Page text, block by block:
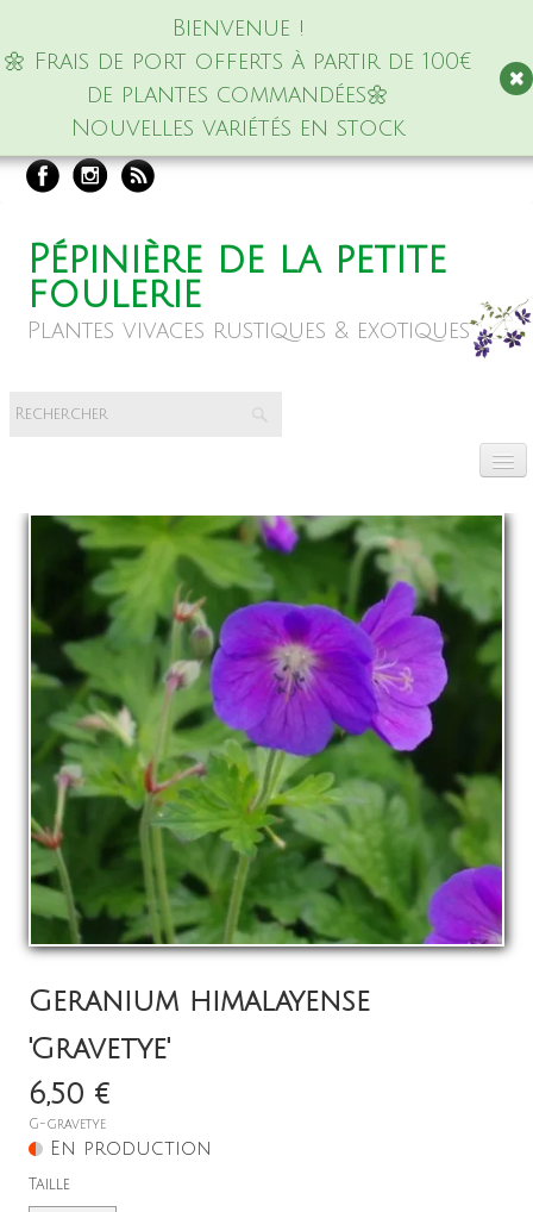
Bienvenue !
🌼 Frais de port offerts à partir de 100€
de plantes commandées🌼
Nouvelles variétés en stock
Pépinière de la petite
foulerie
Plantes vivaces rustiques & exotiques
La pépinière
Boutique
Événements ▼
Infos
Avis
Contact
0
Geranium himalayense
'Gravetye'
6,50 €
G-gravetye
En production
Taille